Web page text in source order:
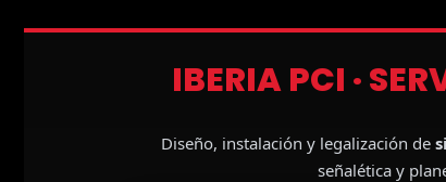
IBERIA PCI ·
Diseño, instalación y legalización de
señalética y